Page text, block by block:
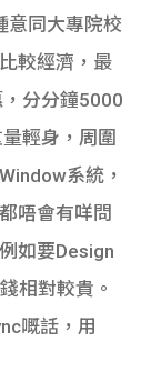
意同大專院校
較經濟，最
分分鐘5000
輕身，周圍
系統，
唔會有咩問
如要Design
相對較貴。
嘅話，用